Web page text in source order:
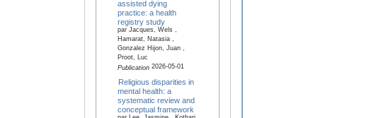
assisted dying
practice: a health
registry study
par Jacques, Wels ,
Hamarat, Natasia ,
Gonzalez Hijon, Juan ,
Proot, Luc
Publication2026-05-01
Religious disparities in
mental health: a
systematic review and
conceptual framework